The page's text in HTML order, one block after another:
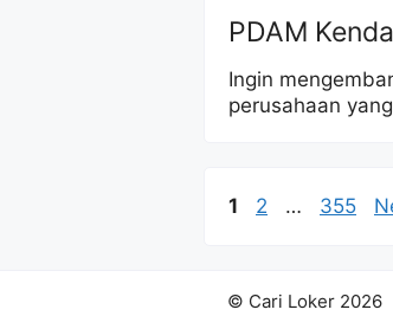
PDAM
Ingin
perusahaan
Page
1 Page
2 … Page
355
© Cari Loker 2026